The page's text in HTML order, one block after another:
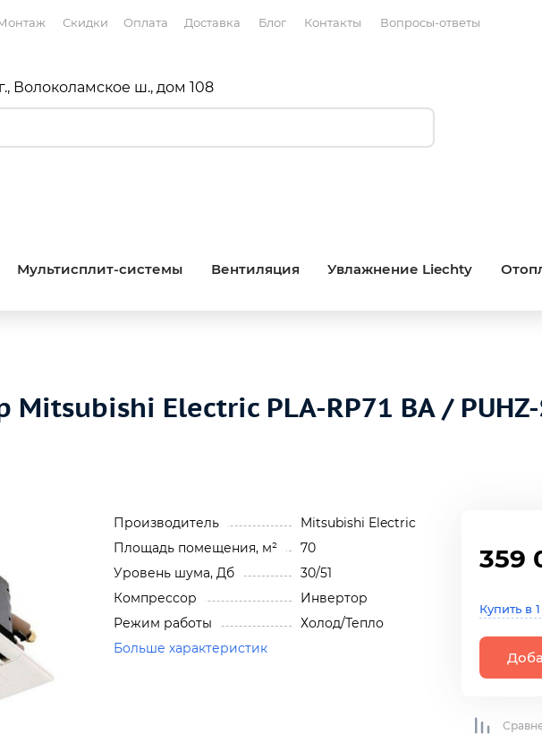
Скидки Оплата Доставка Блог Контакты Вопросы-ответы
Волоколамское ш., дом 108
Мультисплит-системы Вентиляция Увлажнение Liechty
Electric PLA-RP71 BA / PUHZ-
Производитель
Mitsubishi Electric
Площадь помещения, м²
70
Уровень шума, Дб
30/51
Компрессор
Инвертор
Режим работы
Холод/Тепло
Больше характеристик
359
Купить в